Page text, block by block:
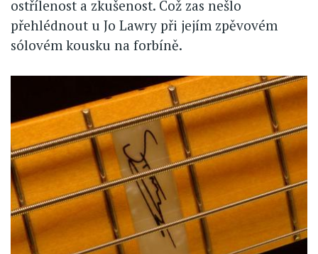
ostřílenost a zkušenost. Což zas nešlo
přehlédnout u Jo Lawry při jejím zpěvovém
sólovém kousku na forbíně.